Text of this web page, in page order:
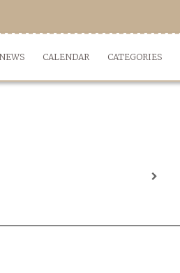
NEWS CALENDAR CATEGORIES